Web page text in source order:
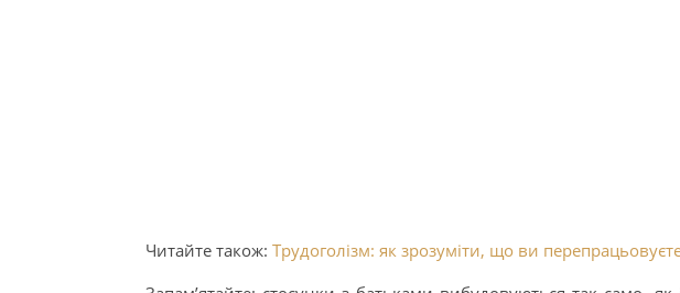
Читайте також: Трудоголізм: як зрозуміти, що ви